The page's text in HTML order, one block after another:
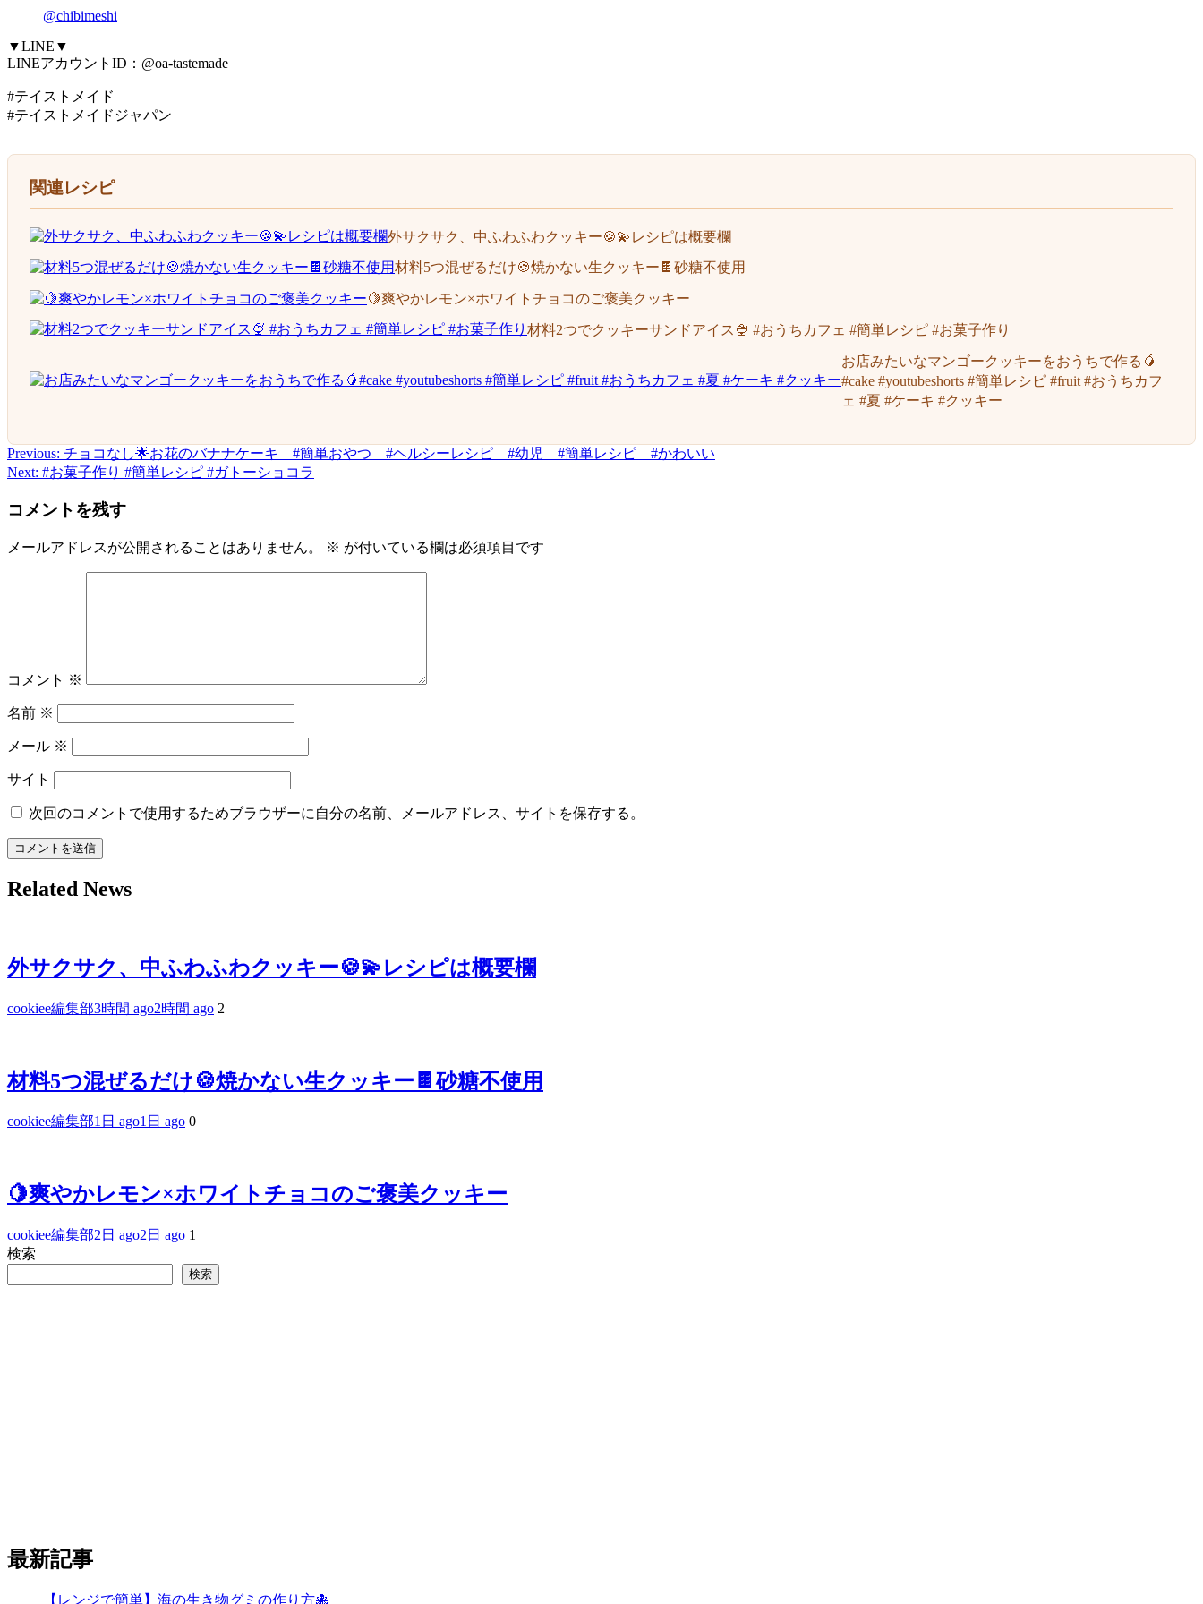
@chibimeshi
▼LINE▼
LINEアカウントID：@oa-tastemade
#テイストメイド
#テイストメイドジャパン
関連レシピ
外サクサク、中ふわふわクッキー🍪💫レシピは概要欄
材料5つ混ぜるだけ🍪焼かない生クッキー🍫砂糖不使用
🍋爽やかレモン×ホワイトチョコのご褒美クッキー
材料2つでクッキーサンドアイス🍨 #おうちカフェ #簡単レシピ #お菓子作り
お店みたいなマンゴークッキーをおうちで作る🥭
#cake #youtubeshorts #簡単レシピ #fruit #おうちカフ
ェ #夏 #ケーキ #クッキー
投
稿
ナ
ビ
ン
Previous: チョコなし🌟お花のバナナケーキ #簡単おやつ #ヘルシーレシピ #幼児 #簡単レシピ #かわいい
Next: #お菓子作り #簡単レシピ #ガトーショコラ
コメントを残す
メールアドレスが公開されることはありません。 ※ が付いている欄は必須項目です
コメント ※
名前 ※
メール ※
サイト
次回のコメントで使用するためブラウザーに自分の名前、メールアドレス、サイトを保存する。
Related News
外サクサク、中ふわふわクッキー🍪💫レシピは概要欄
cookiee編集部3時間 ago2時間 ago 2
材料5つ混ぜるだけ🍪焼かない生クッキー🍫砂糖不使用
cookiee編集部1日 ago1日 ago 0
🍋爽やかレモン×ホワイトチョコのご褒美クッキー
cookiee編集部2日 ago2日 ago 1
検索
検索
最新記事
【レンジで簡単】海の生き物グミの作り方🐙